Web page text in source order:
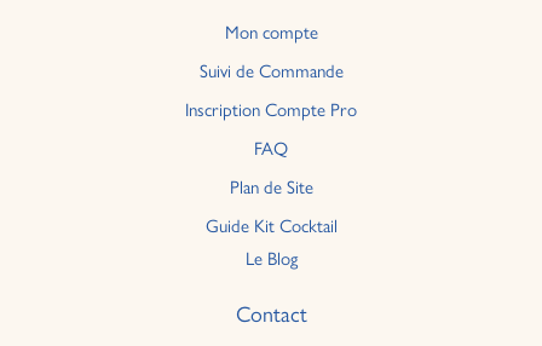
Mon compte
Suivi de Commande
Inscription Compte Pro
FAQ
Plan de Site
Guide Kit Cocktail
Le Blog
Contact